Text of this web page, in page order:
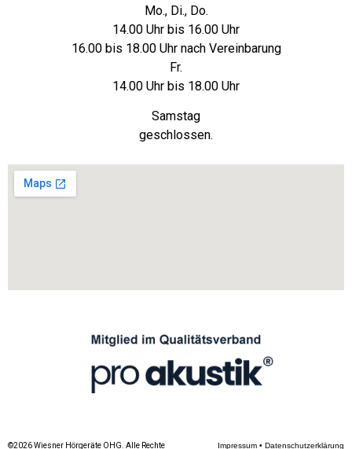
Mo., Di., Do.
14.00 Uhr bis 16.00 Uhr
16.00 bis 18.00 Uhr nach Vereinbarung
Fr.
14.00 Uhr bis 18.00 Uhr
Samstag
geschlossen.
©2026 Wiesner Hörgeräte OHG. Alle Rechte Impressum • Datenschutzerklärung